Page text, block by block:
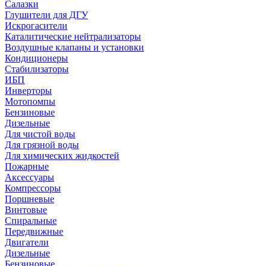
Салазки
Глушители для ДГУ
Искрогасители
Каталитические нейтрализаторы
Воздушные клапаны и установки
Кондиционеры
Стабилизаторы
ИБП
Инверторы
Мотопомпы
Бензиновые
Дизельные
Для чистой воды
Для грязной воды
Для химических жидкостей
Пожарные
Аксессуары
Компрессоры
Поршневые
Винтовые
Спиральные
Передвижные
Двигатели
Дизельные
Бензиновые